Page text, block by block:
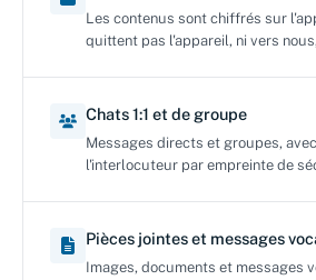
Les contenus sont chiffrés sur
quittent pas l'appareil, ni vers
Chats 1:1 et de groupe
Messages directs et groupes,
l'interlocuteur par empreinte de
Pièces jointes et messages
Images, documents et messages